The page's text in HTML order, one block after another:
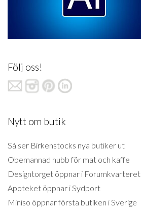
Följ oss!
Nytt om butik
Så ser Birkenstocks nya butiker ut
Obemannad hubb för mat och kaffe
Designtorget öppnar i Forumkvarteret
Apoteket öppnar i Sydport
Miniso öppnar första butiken i Sverige